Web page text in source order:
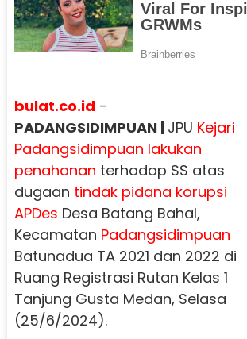
bulat.co.id -
PADANGSIDIMPUAN | JPU Kejari
Padangsidimpuan lakukan
penahanan terhadap SS atas
dugaan tindak pidana korupsi
APDes Desa Batang Bahal,
Kecamatan Padangsidimpuan
Batunadua TA 2021 dan 2022 di
Ruang Registrasi Rutan Kelas 1
Tanjung Gusta Medan, Selasa
(25/6/2024).